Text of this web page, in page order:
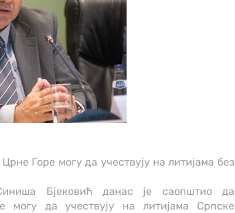
Горе могу да учествују на литијама без
Бјековић данас је саопштио да
могу да учествују на литијама Српске